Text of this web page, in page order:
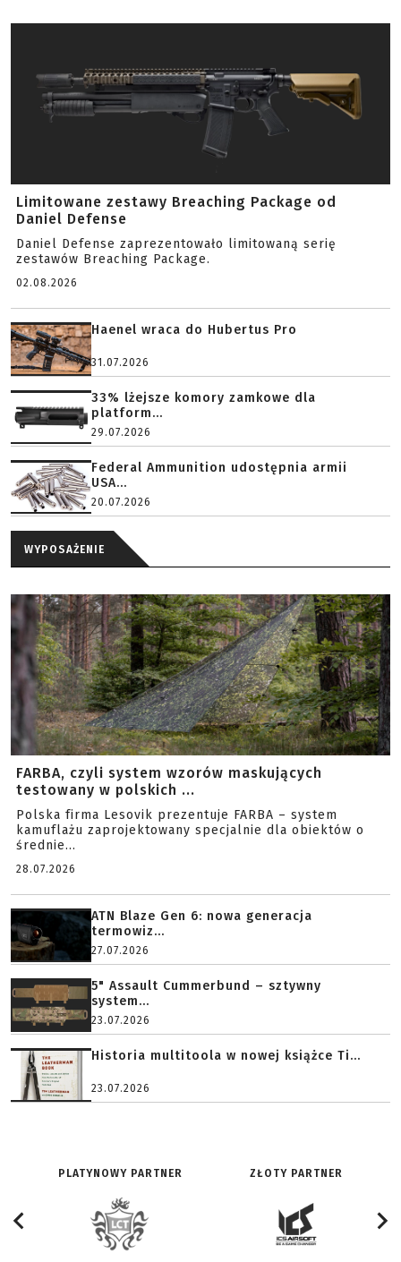
Limitowane zestawy Breaching Package od
Daniel Defense
Daniel Defense zaprezentowało limitowaną serię
zestawów Breaching Package.
02.08.2026
Haenel wraca do Hubertus Pro
31.07.2026
33% lżejsze komory zamkowe dla
platform...
29.07.2026
Federal Ammunition udostępnia armii
USA...
20.07.2026
WYPOSAŻENIE
FARBA, czyli system wzorów maskujących
testowany w polskich ...
Polska firma Lesovik prezentuje FARBA – system
kamuflażu zaprojektowany specjalnie dla obiektów o
średnie...
28.07.2026
ATN Blaze Gen 6: nowa generacja
termowiz...
27.07.2026
5" Assault Cummerbund – sztywny
system...
23.07.2026
Historia multitoola w nowej książce Ti...
23.07.2026
PLATYNOWY PARTNER ZŁOTY PARTNER